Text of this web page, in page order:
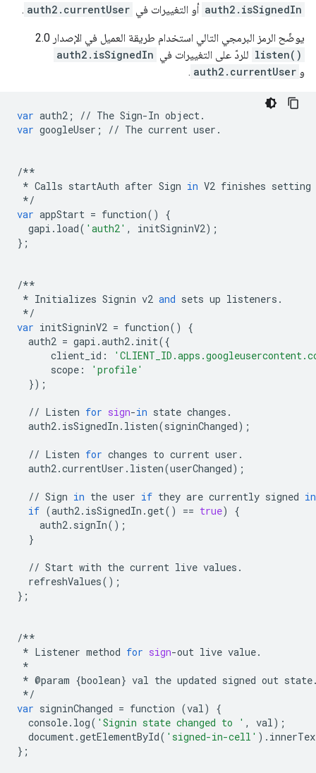
auth2.isSignedIn أو التغييرات في auth2.currentUser
.
يوضّح الرمز البرمجي التالي استخدام طريقة العميل في الإصدار 2.0
listen() للردّ على التغييرات في auth2.isSignedIn
و auth2.currentUser
.
var auth2 ; // The Sign-In object.
var googleUser ; // The current user .
/**
* Calls startAuth after Sign in V2 finishes setting
*/
var appStart = function()
{
gapi . load( 'auth2' , initSigninV2);
};
/**
* Initializes Signin v2 and sets up listeners .
*/
var initSigninV2 = function()
{
auth2 = gapi .auth2. init({
client_id :
scope :
'profile'
});
// Listen for sign-in state changes .
auth2. isSignedIn . listen(signinChanged);
// Listen for changes to current user .
auth2.currentUser . listen(userChanged);
// Sign in the user if they are currently signed in
if (auth2. isSignedIn .get() == true)
{
auth2. signIn();
}
// Start with the current live values .
refreshValues();
};
/**
* Listener method for sign-out live value.
*
* @param {boolean} val the updated signed out state
*/
var signinChanged = function (val)
{
console. log( 'Signin state changed to ' , val);
document.getElementById( 'signed-in-cell' ) .
};